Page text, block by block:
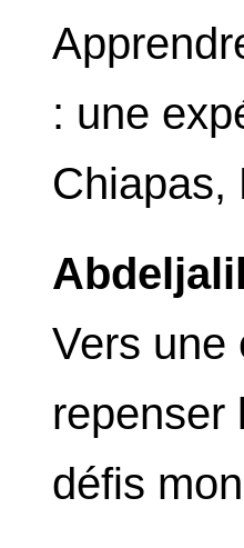
: une
Chiapas,
Vers une
repenser
défis